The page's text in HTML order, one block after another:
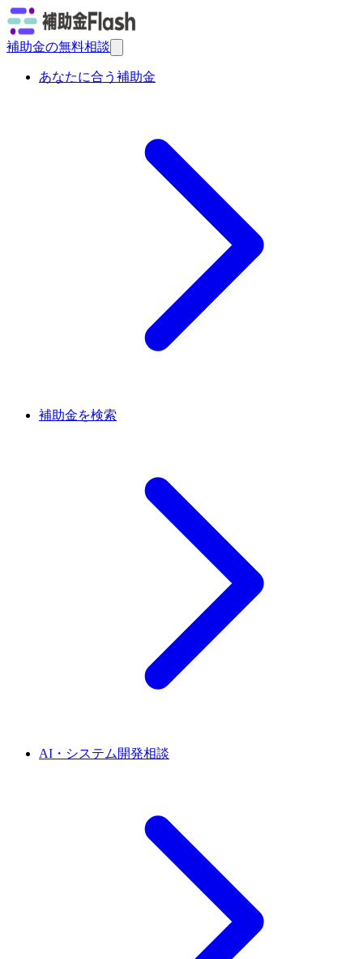
補助金の無料相談
あなたに合う補助金
補助金を検索
AI・システム開発相談